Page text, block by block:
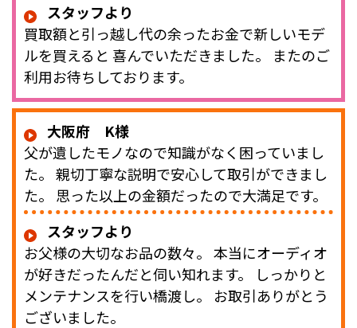
スタッフより
買取額と引っ越し代の余ったお金で新しいモデ
ルを買えると 喜んでいただきました。 またのご
利用お待ちしております。
大阪府 K様
父が遺したモノなので知識がなく困っていまし
た。 親切丁寧な説明で安心して取引ができまし
た。 思った以上の金額だったので大満足です。
スタッフより
お父様の大切なお品の数々。 本当にオーディオ
が好きだったんだと伺い知れます。 しっかりと
メンテナンスを行い橋渡し。 お取引ありがとう
ございました。